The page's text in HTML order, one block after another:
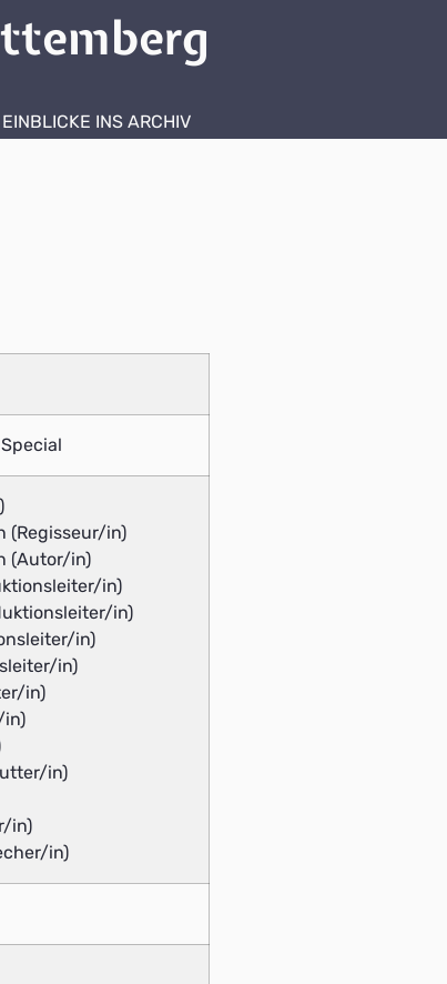
EINBLICKE INS ARCHIV
(Regisseur/in)
(Autor/in)
in)
in)
in)
in)
in)
in)
in)
in)
in)